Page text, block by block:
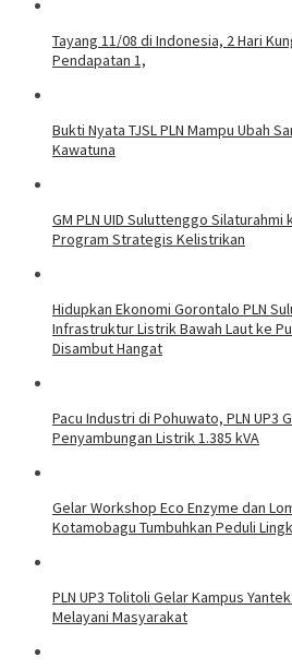
Tayang 11/08 di Indonesia, 2 Hari
Pendapatan 1,
Bukti Nyata TJSL PLN Mampu Ubah
Kawatuna
GM PLN UID Suluttenggo
Program Strategis Kelistrikan
Hidupkan Ekonomi Gorontalo PLN
Infrastruktur Listrik Bawah Laut ke
Disambut Hangat
Pacu Industri di Pohuwato, PLN UP3
Penyambungan Listrik 1.385 kVA
Gelar Workshop Eco Enzyme dan
Kotamobagu Tumbuhkan Peduli
PLN UP3 Tolitoli Gelar Kampus
Melayani Masyarakat